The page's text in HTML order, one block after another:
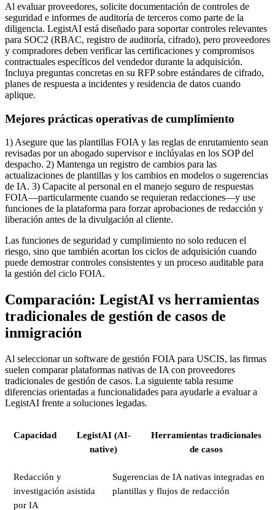
Al evaluar proveedores, solicite documentación de controles de
seguridad e informes de auditoría de terceros como parte de la
diligencia. LegistAI está diseñado para soportar controles relevantes
para SOC2 (RBAC, registro de auditoría, cifrado), pero proveedores
y compradores deben verificar las certificaciones y compromisos
contractuales específicos del vendedor durante la adquisición.
Incluya preguntas concretas en su RFP sobre estándares de cifrado,
planes de respuesta a incidentes y residencia de datos cuando
aplique.
Mejores prácticas operativas de cumplimiento
1) Asegure que las plantillas FOIA y las reglas de enrutamiento sean
revisadas por un abogado supervisor e inclúyalas en los SOP del
despacho. 2) Mantenga un registro de cambios para las
actualizaciones de plantillas y los cambios en modelos o sugerencias
de IA. 3) Capacite al personal en el manejo seguro de respuestas
FOIA—particularmente cuando se requieran redacciones—y use
funciones de la plataforma para forzar aprobaciones de redacción y
liberación antes de la divulgación al cliente.
Las funciones de seguridad y cumplimiento no solo reducen el
riesgo, sino que también acortan los ciclos de adquisición cuando
puede demostrar controles consistentes y un proceso auditable para
la gestión del ciclo FOIA.
Comparación: LegistAI vs herramientas
tradicionales de gestión de casos de
inmigración
Al seleccionar un software de gestión FOIA para USCIS, las firmas
suelen comparar plataformas nativas de IA con proveedores
tradicionales de gestión de casos. La siguiente tabla resume
diferencias orientadas a funcionalidades para ayudarle a evaluar a
LegistAI frente a soluciones legadas.
Capacidad
LegistAI (AI-
native)
Herramientas tradicionales
de casos
Redacción y
investigación asistida
por IA
Sugerencias de IA nativas integradas en
plantillas y flujos de redacción